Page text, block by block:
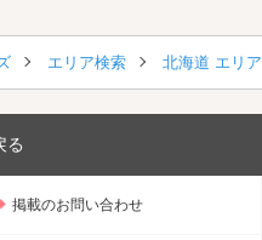
エリア検索 北海道 エリ
る
掲載のお問い合わせ